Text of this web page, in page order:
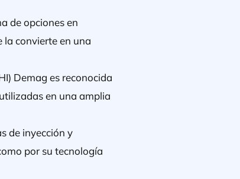
de opciones en
la convierte en una
Demag es reconocida
en una amplia
de inyección y
por su tecnología